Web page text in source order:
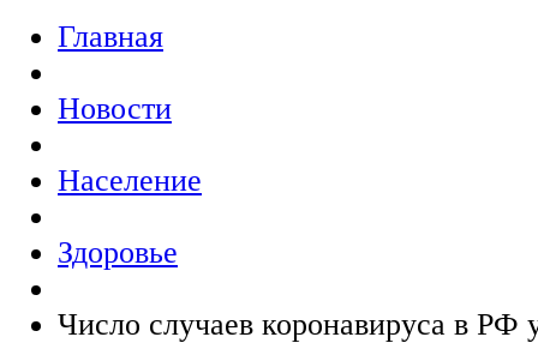
Главная
Новости
Население
Здоровье
Число случаев коронавируса в РФ